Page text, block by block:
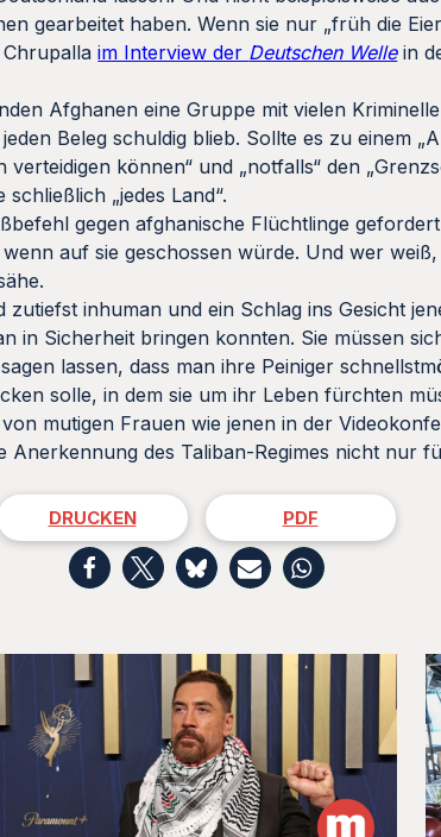
gearbeitet haben. Wenn sie nur „früh die
Chrupallaim Interview der Deutschen Wellein
Afghanen eine Gruppe mit vielen
Beleg schuldig blieb. Sollte es zu einem
können“ und „notfalls“ den
„jedes Land“.
gegen afghanische Flüchtlinge
auf sie geschossen würde. Und wer
inhuman und ein Schlag ins Gesicht
in Sicherheit bringen konnten. Sie müssen
lassen, dass man ihre Peiniger
solle, in dem sie um ihr Leben fürchten
mutigen Frauen wie jenen in der
Anerkennung des Taliban-Regimes nicht nur
DRUCKEN PDF